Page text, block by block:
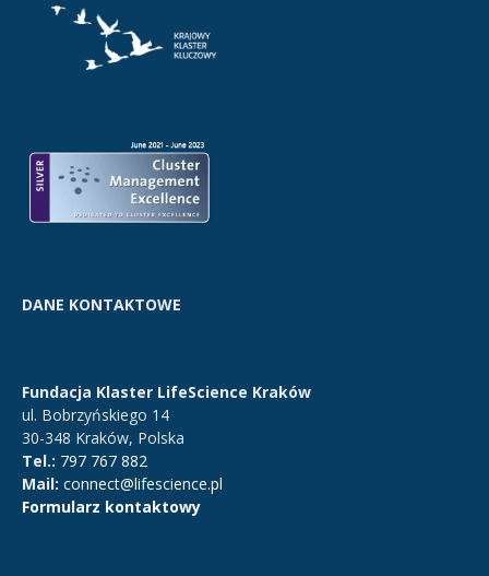
DANE KONTAKTOWE
Fundacja Klaster LifeScience Kraków
ul. Bobrzyńskiego 14
30-348 Kraków, Polska
Tel.: 797 767 882
Mail: connect@lifescience.pl
Formularz kontaktowy